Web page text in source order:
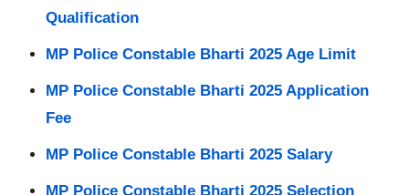
Qualification
MP Police Constable Bharti 2025 Age Limit
MP Police Constable Bharti 2025 Application
Fee
MP Police Constable Bharti 2025 Salary
MP Police Constable Bharti 2025 Selection